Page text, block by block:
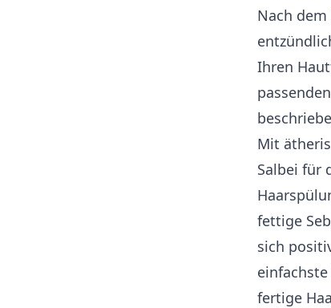
Nach
Ihren
Mit
Salbei für
fettige
sich
fertige